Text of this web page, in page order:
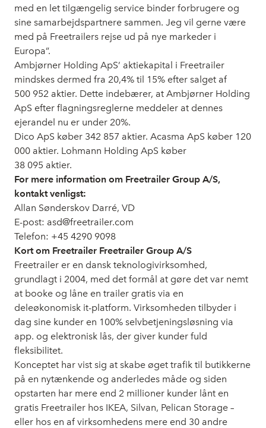
med en let tilgængelig service binder forbrugere og
sine samarbejdspartnere sammen. Jeg vil gerne være
med på Freetrailers rejse ud på nye markeder i
Europa”.
Ambjørner Holding ApS’ aktiekapital i Freetrailer
mindskes dermed fra 20,4% til 15% efter salget af
500 952 aktier. Dette indebærer, at Ambjørner Holding
ApS efter flagningsreglerne meddeler at dennes
ejerandel nu er under 20%.
Dico ApS køber 342 857 aktier. Acasma ApS køber 120
000 aktier. Lohmann Holding ApS køber
38 095 aktier.
For mere information om Freetrailer Group A/S,
kontakt venligst:
Allan Sønderskov Darré, VD
E-post: asd@freetrailer.com
Telefon: +45 4290 9098
Kort om Freetrailer Freetrailer Group A/S
Freetrailer er en dansk teknologivirksomhed,
grundlagt i 2004, med det formål at gøre det var nemt
at booke og låne en trailer gratis via en
deleøkonomisk it-platform. Virksomheden tilbyder i
dag sine kunder en 100% selvbetjeningsløsning via
app. og elektronisk lås, der giver kunder fuld
fleksibilitet.
Konceptet har vist sig at skabe øget trafik til butikkerne
på en nytænkende og anderledes måde og siden
opstarten har mere end 2 millioner kunder lånt en
gratis Freetrailer hos IKEA, Silvan, Pelican Storage –
eller hos en af virksomhedens mere end 30 andre